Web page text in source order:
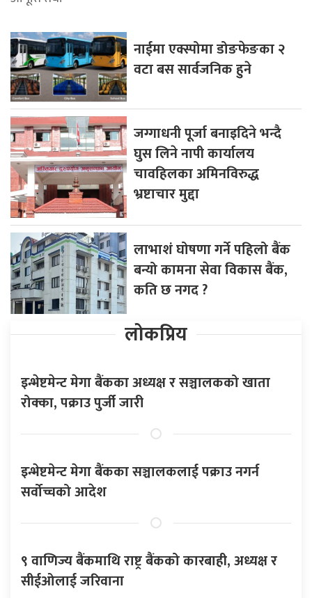
नाईमा एक्स्पोमा डोङफेङका २
वटा बस सार्वजनिक हुने
जग्गाधनी पूर्जा बनाइदिने भन्दै
घुस लिने नापी कार्यालय
चावहिलका अमिनविरुद्ध
भ्रष्टाचार मुद्दा
लाभाशं घोषणा गर्ने पहिलो बैंक
बन्यो कामना सेवा विकास बैंक,
कति छ नगद ?
लोकप्रिय
इन्भेष्टमेन्ट मेगा बैंकका अध्यक्ष र सञ्चालकको खाता
रोक्का, पक्राउ पुर्जी जारी
इन्भेष्टमेन्ट मेगा बैंकका सञ्चालकलाई पक्राउ नगर्न
सर्वोच्चको आदेश
९ वाणिज्य बैंकमाथि राष्ट्र बैंकको कारबाही, अध्यक्ष र
सीईओलाई जरिवाना